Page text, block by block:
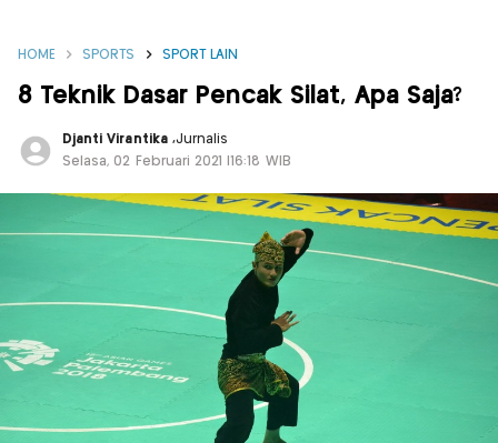
HOME SPORTS SPORT LAIN
8 Teknik Dasar Pencak Silat, Apa Saja?
Djanti Virantika ,Jurnalis
Selasa, 02 Februari 2021 |16:18 WIB